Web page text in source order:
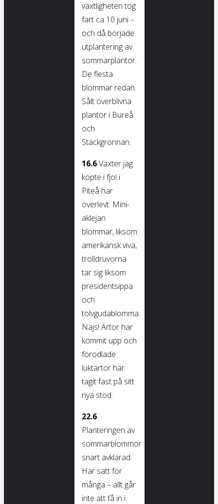
växtligheten tog
fart ca 10 juni –
och då började
utplantering av
sommarplantor.
De flesta
blommar redan.
Sålt överblivna
plantor i Bureå
och
Stackgrönnan.
16.6Växter jag
köpte i fjol i
Piteå har
överlevt. Mini-
aklejan
blommar, liksom
amerikansk viva,
trolldruvorna
tar sig liksom
presidentsippa
och
tolvgudablomma.
Najs! Ärtor har
kommit upp och
förodlade
luktärtor har
tagit fast på sitt
nya stöd.
22.6
Planteringen av
sommarblommor
snart avklarad.
Har satt för
många – allt går
inte att få in i